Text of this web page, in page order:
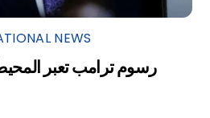
NEWS
رسوم ترامب تعبر